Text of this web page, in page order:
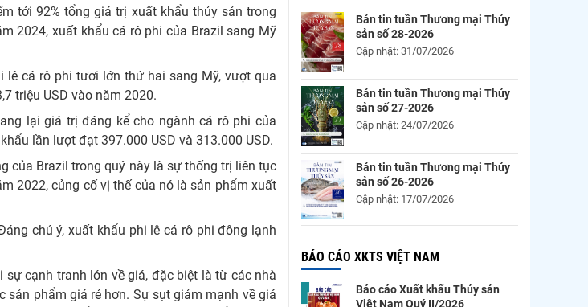
tới 92% tổng giá trị xuất khẩu thủy sản trong
2024, xuất khẩu cá rô phi của Brazil sang Mỹ
cá rô phi tươi lớn thứ hai sang Mỹ, vượt qua
triệu USD vào năm 2020.
lại giá trị đáng kể cho ngành cá rô phi của
lần lượt đạt 397.000 USD và 313.000 USD.
của Brazil trong quý này là sự thống trị liên tục
2022, củng cố vị thế của nó là sản phẩm xuất
chú ý, xuất khẩu phi lê cá rô phi đông lạnh
sự cạnh tranh lớn về giá, đặc biệt là từ các nhà
sản phẩm giá rẻ hơn. Sự sụt giảm mạnh về giá
Bản tin tuần Thương mại Thủy
sản số 28-2026
Cập nhật: 31/07/2026
Bản tin tuần Thương mại Thủy
sản số 27-2026
Cập nhật: 24/07/2026
Bản tin tuần Thương mại Thủy
sản số 26-2026
Cập nhật: 17/07/2026
BÁO CÁO XKTS VIỆT NAM
Báo cáo Xuất khẩu Thủy sản
Việt Nam Quý II/2026